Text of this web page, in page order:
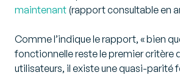
maintenant (rapport consultable en
Comme l’indique le rapport, « bien
fonctionnelle reste le premier critère
utilisateurs, il existe une quasi-parité